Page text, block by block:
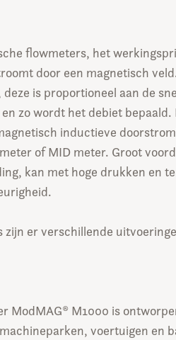
flowmeters, het
door een magnetisch
is proportioneel aan de
zo wordt het debiet bepaald.
inductieve
of MID meter. Groot
kan met hoge drukken en
zijn er verschillende
ModMAG® M1000 is
voertuigen en